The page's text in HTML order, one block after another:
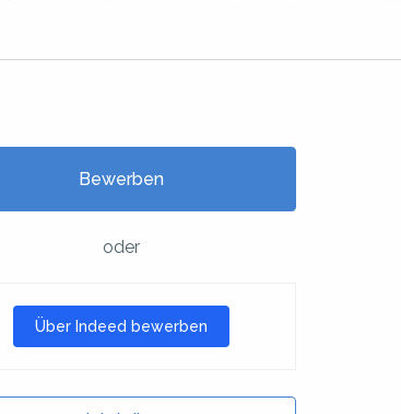
Bewerben
oder
Über Indeed bewerben